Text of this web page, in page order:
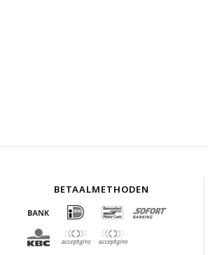
BETAALMETHODEN